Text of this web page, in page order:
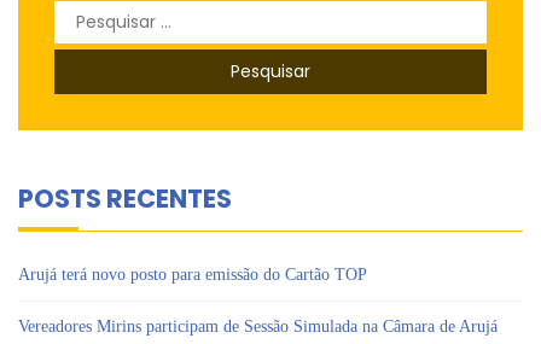
Pesquisar
por:
POSTS RECENTES
Arujá terá novo posto para emissão do Cartão TOP
Vereadores Mirins participam de Sessão Simulada na Câmara de Arujá